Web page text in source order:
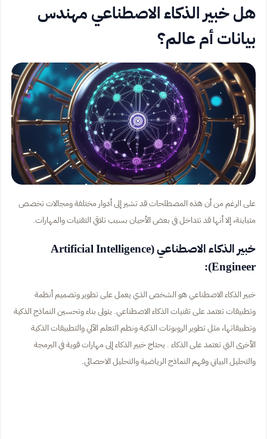
هل خبير الذكاء الاصطناعي مهندس
بيانات أم عالم؟
على الرغم من أن هذه المصطلحات قد تشير إلى أدوار مختلفة ومجالات تخصص
متباينة، إلا أنها قد تتداخل في بعض الأحيان بسبب تلاقي التقنيات والمهارات.
خبير الذكاء الاصطناعي (Artificial Intelligence
Engineer):
خبير الذكاء الاصطناعي هو الشخص الذي يعمل على تطوير وتصميم أنظمة
وتطبيقات تعتمد على تقنيات الذكاء الاصطناعي. يتولى بناء وتحسين النماذج الذكية
وتطبيقاتها، مثل تطوير الروبوتات الذكية ونظم التعلم الآلي والتطبيقات الذكية
الأخرى التي تعتمد على الذكاء . يحتاج خبير الذكاء إلى مهارات قوية في البرمجة
والتحليل البياني وفهم النماذج الرياضية والتحليل الاحصائي.